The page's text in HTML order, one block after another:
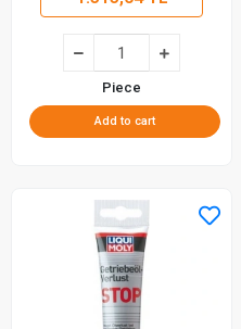
Piece
Add to cart